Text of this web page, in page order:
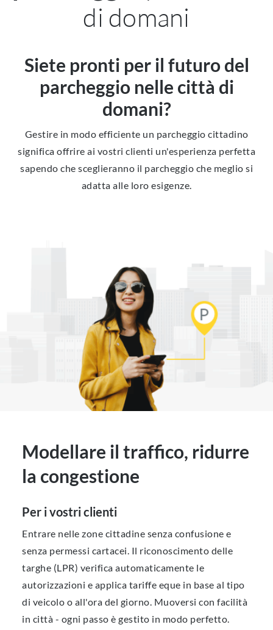
di domani
Siete pronti per il futuro del
parcheggio nelle città di
domani?
Gestire in modo efficiente un parcheggio cittadino
significa offrire ai vostri clienti un'esperienza perfetta
sapendo che sceglieranno il parcheggio che meglio si
adatta alle loro esigenze.
Modellare il traffico, ridurre
la congestione
Per i vostri clienti
Entrare nelle zone cittadine senza confusione e
senza permessi cartacei. Il riconoscimento delle
targhe (LPR) verifica automaticamente le
autorizzazioni e applica tariffe eque in base al tipo
di veicolo o all'ora del giorno. Muoversi con facilità
in città - ogni passo è gestito in modo perfetto.